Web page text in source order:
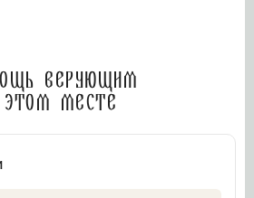
верующим
месте